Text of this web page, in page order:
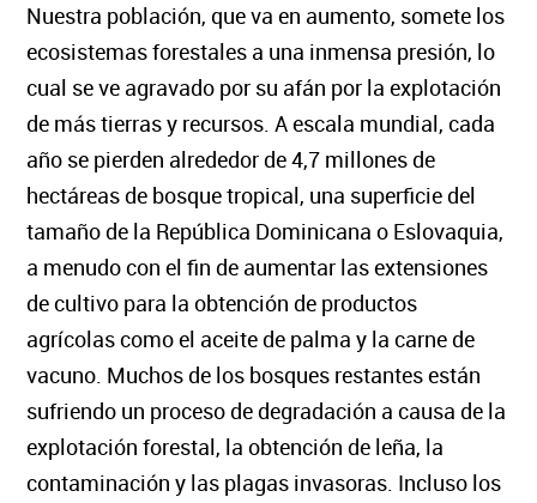
Nuestra población, que va en aumento, somete los
ecosistemas forestales a una inmensa presión, lo
cual se ve agravado por su afán por la explotación
de más tierras y recursos. A escala mundial, cada
año se pierden alrededor de 4,7 millones de
hectáreas de bosque tropical, una superficie del
tamaño de la República Dominicana o Eslovaquia,
a menudo con el fin de aumentar las extensiones
de cultivo para la obtención de productos
agrícolas como el aceite de palma y la carne de
vacuno. Muchos de los bosques restantes están
sufriendo un proceso de degradación a causa de la
explotación forestal, la obtención de leña, la
contaminación y las plagas invasoras. Incluso los